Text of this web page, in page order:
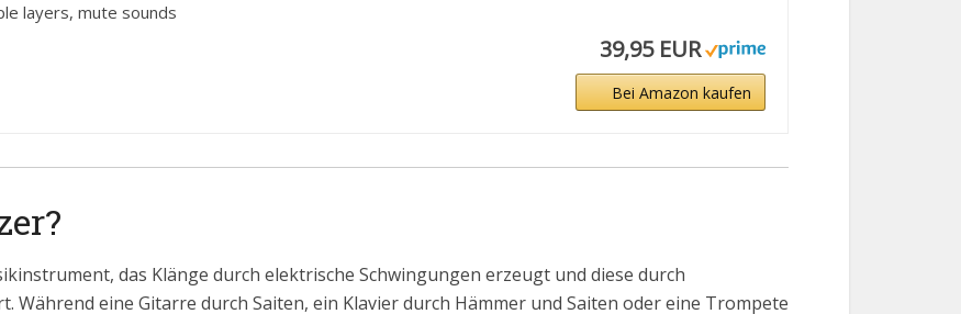
layers, mute sounds
39,95 EUR
Bei Amazon kaufen
das Klänge durch elektrische Schwingungen erzeugt und diese durch
Während eine Gitarre durch Saiten, ein Klavier durch Hämmer und Saiten oder eine Trompete